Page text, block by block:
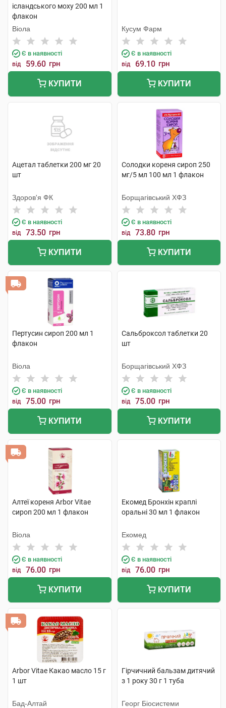
ісландського моху 200 мл 1
флакон
Віола
Є в наявності
від 59.60 грн
КУПИТИ
Кусум Фарм
Є в наявності
від 69.10 грн
КУПИТИ
Ацетал таблетки 200 мг 20
шт
Здоров'я ФК
Є в наявності
від 73.50 грн
КУПИТИ
Солодки кореня сироп 250
мг/5 мл 100 мл 1 флакон
Борщагівський ХФЗ
Є в наявності
від 73.80 грн
КУПИТИ
Пертусин сироп 200 мл 1
флакон
Віола
Є в наявності
від 75.00 грн
КУПИТИ
Сальброксол таблетки 20
шт
Борщагівський ХФЗ
Є в наявності
від 75.00 грн
КУПИТИ
Алтеї кореня Arbor Vitae
сироп 200 мл 1 флакон
Віола
Є в наявності
від 76.00 грн
КУПИТИ
Екомед Бронхін краплі
оральні 30 мл 1 флакон
Екомед
Є в наявності
від 76.00 грн
КУПИТИ
Arbor Vitae Какао масло 15 г
1 шт
Бад-Алтай
Гірчичний бальзам дитячий
з 1 року 30 г 1 туба
Георг Біосистеми